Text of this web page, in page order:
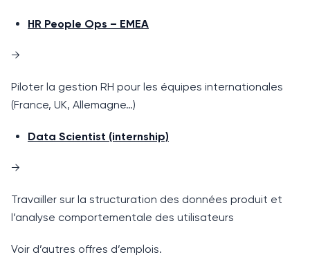
HR People Ops – EMEA
→
Piloter la gestion RH pour les équipes internationales
(France, UK, Allemagne…)
Data Scientist (internship)
→
Travailler sur la structuration des données produit et
l’analyse comportementale des utilisateurs
Voir d’autres offres d’emplois.